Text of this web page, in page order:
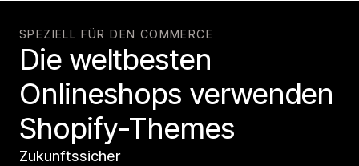
SPEZIELL FÜR DEN COMMERCE
Die weltbesten
Onlineshops verwenden
Shopify-Themes
Zukunftssicher